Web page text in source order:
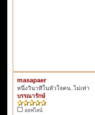
masapaer
หนึ่งวินาทีในหัวใจคน..ไม่เท่า
บรรณารักษ์
ออฟไลน์